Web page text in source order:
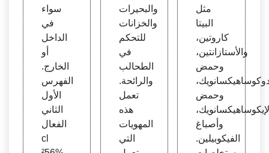
سواء
في
الداخل
أو
الخارج.
الفهرس
الأول
الثاني
الفعال
cl
والبحيرات
والخزانات
للتحكم
في
الطحالب
والرائحة.
تعمل
هذه
المهويات
التي
مثل
البيتا
كاروتين،
والأستازانتين،
وحمض
وحمض
وأصباغ
الفيكوبيلين.